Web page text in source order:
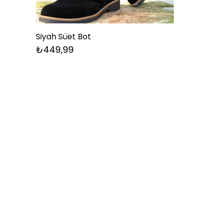
Siyah Süet Bot
₺449,99